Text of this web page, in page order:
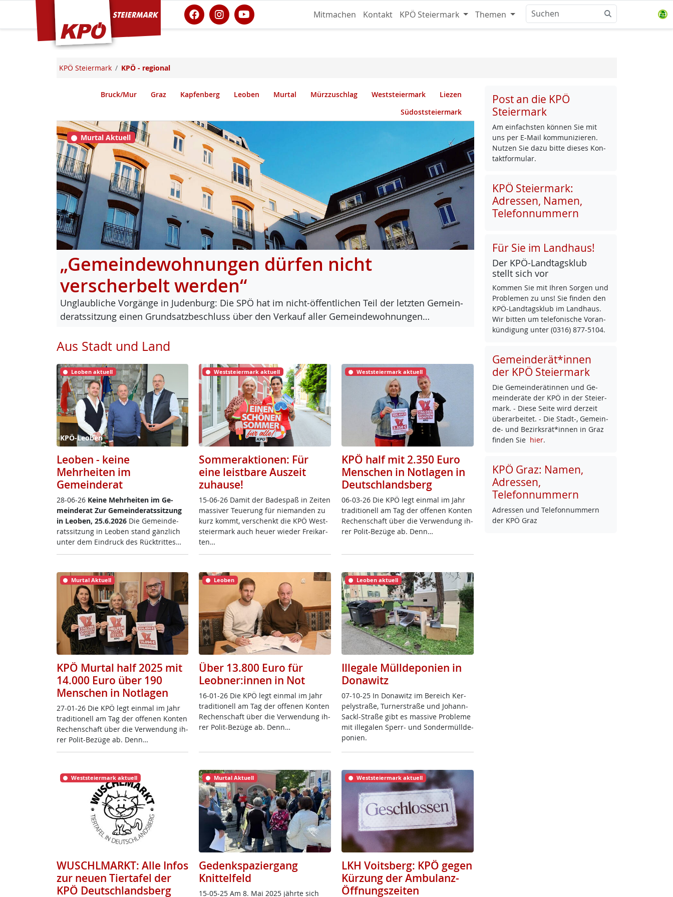
KPÖ Steiermark Mitmachen Kontakt KPÖ Steiermark Themen
KPÖ Steiermark KPÖ - regional
Bruck/Mur Graz Kapfenberg Leoben Murtal Mürzzuschlag Weststeiermark
Liezen
Südoststeiermark
Murtal Aktuell
„Gemeindewohnungen dürfen nicht
verscherbelt werden“
Un­glaub­li­che Vor­gän­ge in Ju­den­burg: Die SPÖ hat im nicht-öf­f­ent­li­chen Teil der letz­ten Ge­mein­
de­rats­sit­zung ei­nen Grund­satz­be­schluss über den Ver­kauf al­ler Ge­mein­de­woh­nun­gen…
Aus Stadt und Land
Leoben aktuell
KPÖ-Leoben
Leoben - keine
Mehrheiten im
Gemeinderat
28-06-26 Kei­ne Mehr­hei­ten im Ge­
mein­de­rat Zur Ge­mein­de­rats­sit­zung
in Leo­ben, 25.6.2026Die Ge­mein­de­
rats­sit­zung in Leo­ben stand gänz­lich
un­ter dem Ein­druck des Rück­trit­tes…
Weststeiermark aktuell
Sommeraktionen: Für
eine leistbare Auszeit
zuhause!
15-06-26 Da­mit der Ba­de­spaß in Zei­ten
mas­si­ver Teue­rung für nie­man­den zu
kurz kommt, ver­schenkt die KPÖ West­
s­tei­er­mark auch heu­er wie­der Frei­k­ar­
ten…
Weststeiermark aktuell
KPÖ half mit 2.350 Euro
Menschen in Notlagen in
Deutschlandsberg
06-03-26 Die KPÖ legt ein­mal im Jahr
tra­di­tio­nell am Tag der of­fe­nen Kon­ten
Re­chen­schaft über die Ver­wen­dung ih­
rer Po­lit-Be­zü­ge ab. Denn…
Murtal Aktuell
KPÖ Murtal half 2025 mit
14.000 Euro über 190
Menschen in Notlagen
27-01-26 Die KPÖ legt ein­mal im Jahr
tra­di­tio­nell am Tag der of­fe­nen Kon­ten
Re­chen­schaft über die Ver­wen­dung ih­
rer Po­lit-Be­zü­ge ab. Denn…
Leoben
Über 13.800 Euro für
Leobner:innen in Not
16-01-26 Die KPÖ legt ein­mal im Jahr
tra­di­tio­nell am Tag der of­fe­nen Kon­ten
Re­chen­schaft über die Ver­wen­dung ih­
rer Po­lit-Be­zü­ge ab. Denn…
Leoben aktuell
Illegale Mülldeponien in
Donawitz
07-10-25 In Do­na­witz im Be­reich Ker­
pe­ly­stra­ße, Tur­ner­stra­ße und Jo­hann-
Sackl-Stra­ße gibt es mas­si­ve Pro­b­le­me
mit il­le­ga­len Sperr- und Son­der­müll­de­
po­ni­en.
Weststeiermark aktuell
WUSCHLMARKT: Alle Infos
zur neuen Tiertafel der
KPÖ Deutschlandsberg
Murtal Aktuell
Gedenkspaziergang
Knittelfeld
15-05-25 Am 8. Mai 2025 jähr­te sich
Weststeiermark aktuell
LKH Voitsberg: KPÖ gegen
Kürzung der Ambulanz-
Öffnungszeiten
Post an die KPÖ
Steiermark
Am ein­fachs­ten kön­nen Sie mit
uns per E-Mail kom­mu­ni­zie­ren.
Nut­zen Sie da­zu bit­te die­ses Kon­
takt­for­mu­lar.
KPÖ Steiermark:
Adressen, Namen,
Telefonnummern
Für Sie im Landhaus!
Der KPÖ-Land­tags­klub
stellt sich vor
Kom­men Sie mit Ih­ren Sor­gen und
Pro­b­le­men zu uns! Sie fin­den den
KPÖ-Land­tags­klub im Land­haus.
Wir bit­ten um te­le­fo­ni­sche Vor­an­
kün­di­gung un­ter (0316) 877-5104.
Gemeinderät*innen
der KPÖ Steiermark
Die Ge­mein­de­rä­tin­nen und Ge­
mein­de­rä­te der KPÖ in der Stei­er­
mark. - Die­se Sei­te wird der­zeit
über­ar­bei­tet. - Die Stadt-, Ge­mein­
de- und Be­zirks­rät*in­nen in Graz
fin­den Sie hier.
KPÖ Graz: Namen,
Adressen,
Telefonnummern
Adres­sen und Te­le­fon­num­mern
der KPÖ Graz